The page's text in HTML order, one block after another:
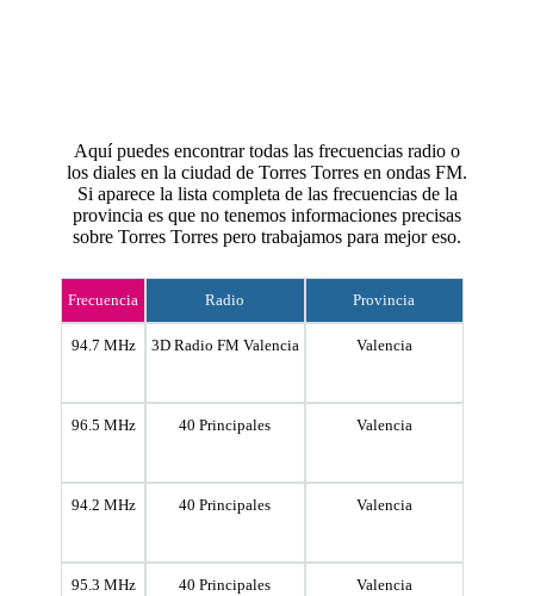
Aquí puedes encontrar todas las frecuencias radio o
los diales en la ciudad de Torres Torres en ondas FM.
Si aparece la lista completa de las frecuencias de la
provincia es que no tenemos informaciones precisas
sobre Torres Torres pero trabajamos para mejor eso.
Frecuencia Radio Provincia
94.7 MHz 3D Radio FM Valencia Valencia
96.5 MHz 40 Principales Valencia
94.2 MHz 40 Principales Valencia
95.3 MHz 40 Principales Valencia